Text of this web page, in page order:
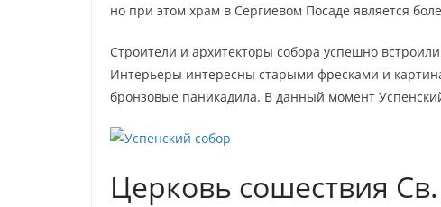
но при этом храм в Сергиевом Посаде является
Строители и архитекторы собора успешно
Интерьеры интересны старыми фресками и
бронзовые паникадила. В данный момент
Церковь сошествия